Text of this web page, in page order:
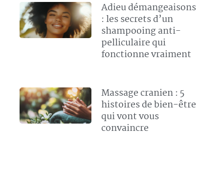
Adieu démangeaisons
: les secrets d’un
shampooing anti-
pelliculaire qui
fonctionne vraiment
Massage cranien : 5
histoires de bien-être
qui vont vous
convaincre